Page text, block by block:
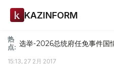
KAZINFORM
热
点: 选举-2026总统府任免事件国
15:13, 27 2月 2017